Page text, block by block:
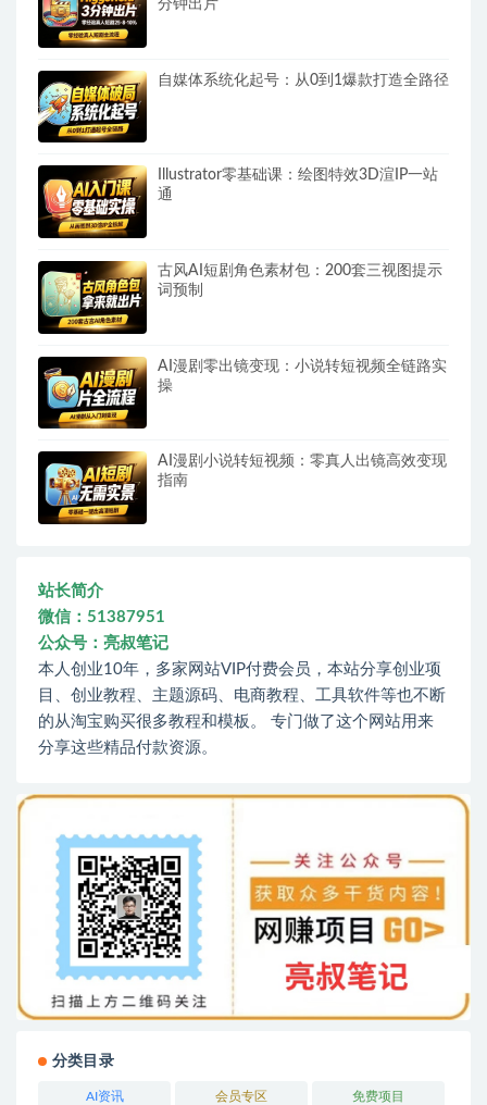
分钟出片
自媒体系统化起号：从0到1爆款打造全路径
Illustrator零基础课：绘图特效3D渲IP一站
通
古风AI短剧角色素材包：200套三视图提示
词预制
AI漫剧零出镜变现：小说转短视频全链路实
操
AI漫剧小说转短视频：零真人出镜高效变现
指南
站长简介
微信：51387951
公众号：亮叔笔记
本人创业10年，多家网站VIP付费会员，本站分享创业项
目、创业教程、主题源码、电商教程、工具软件等也不断
的从淘宝购买很多教程和模板。 专门做了这个网站用来
分享这些精品付款资源。
分类目录
AI资讯 会员专区 免费项目